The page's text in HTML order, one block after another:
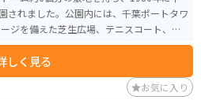
されました。公園内には、千葉ポートタワ
ジを備えた芝生広場、テニスコート、人
ます。ビーチプラザでは、潮風を感じなが
ィンドサーフィンや水遊びも楽しめます。
の展望台から東京湾〜房総半島を一望でき
陽が見られます。ドライブデートの立ち寄
しく見る
お気に入り